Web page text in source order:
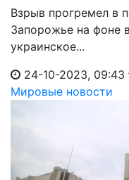
Взрыв прогремел в
Запорожье на фоне
украинское...
24-10-2023, 09:43
Мировые новости